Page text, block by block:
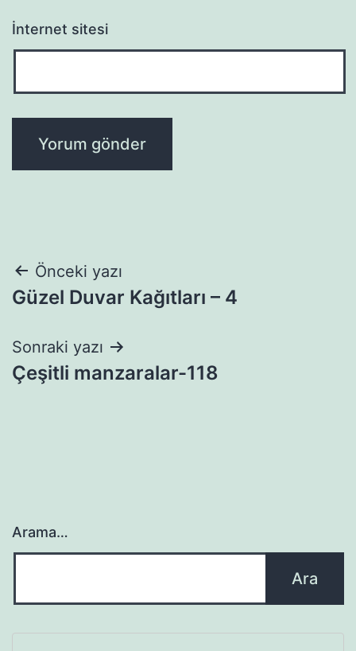
İnternet sitesi
Yazı
gezinmesi
Önceki yazı
Güzel Duvar Kağıtları – 4
Sonraki yazı
Çeşitli manzaralar-118
Arama…